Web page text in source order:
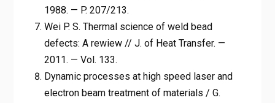
1988. — P. 207/213.
Wei P. S. Thermal science of weld bead
defects: A rewiew // J. of Heat Transfer. —
2011. — Vol. 133.
Dynamic processes at high speed laser and
electron beam treatment of materials / G.